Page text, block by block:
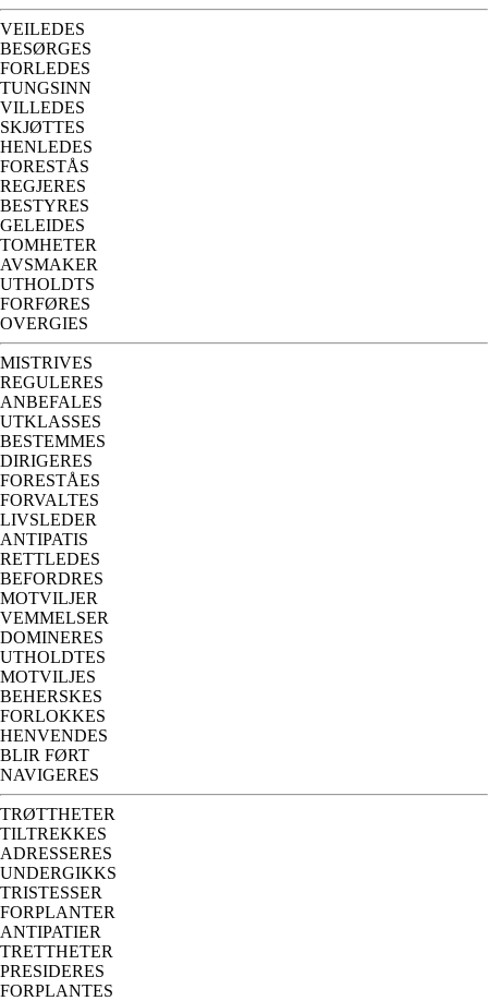
VEILEDES
BESØRGES
FORLEDES
TUNGSINN
VILLEDES
SKJØTTES
HENLEDES
FORESTÅS
REGJERES
BESTYRES
GELEIDES
TOMHETER
AVSMAKER
UTHOLDTS
FORFØRES
OVERGIES
MISTRIVES
REGULERES
ANBEFALES
UTKLASSES
BESTEMMES
DIRIGERES
FORESTÅES
FORVALTES
LIVSLEDER
ANTIPATIS
RETTLEDES
BEFORDRES
MOTVILJER
VEMMELSER
DOMINERES
UTHOLDTES
MOTVILJES
BEHERSKES
FORLOKKES
HENVENDES
BLIR FØRT
NAVIGERES
TRØTTHETER
TILTREKKES
ADRESSERES
UNDERGIKKS
TRISTESSER
FORPLANTER
ANTIPATIER
TRETTHETER
PRESIDERES
FORPLANTES